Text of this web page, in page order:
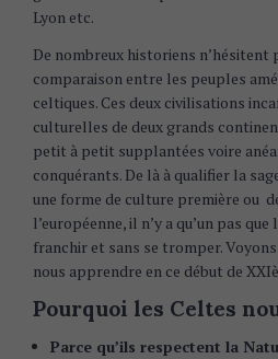
Lyon etc.
De nombreux historiens n’hésitent
comparaison entre les peuples
celtiques. Ces deux civilisations
culturelles de deux grands
petit à petit supplantées voire
conquérants. De là à qualifier la
une forme de culture première ou
l’européenne, il n’y a qu’un pas
franchir et sans se tromper.
nous apprendre en ce début de
Pourquoi les Celtes
Parce qu’ils respectent la